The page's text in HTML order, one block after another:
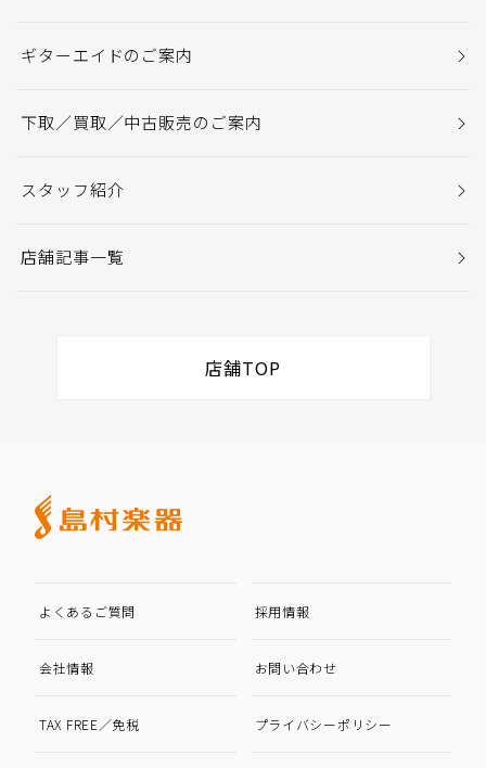
ギターエイドのご案内
下取／買取／中古販売のご案内
スタッフ紹介
店舗記事一覧
店舗TOP
よくあるご質問 採用情報
会社情報 お問い合わせ
TAX FREE／免税 プライバシーポリシー